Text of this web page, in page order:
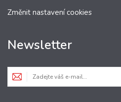
Změnit nastavení cookies
Newsletter